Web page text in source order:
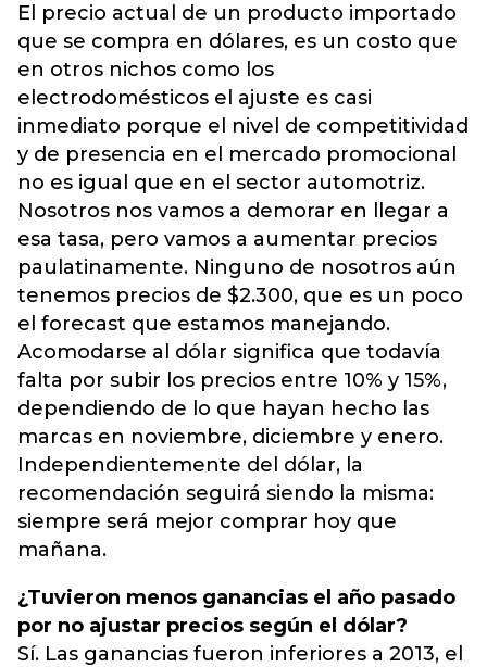
El precio actual de un producto importado
que se compra en dólares, es un costo que
en otros nichos como los
electrodomésticos el ajuste es casi
inmediato porque el nivel de competitividad
y de presencia en el mercado promocional
no es igual que en el sector automotriz.
Nosotros nos vamos a demorar en llegar a
esa tasa, pero vamos a aumentar precios
paulatinamente. Ninguno de nosotros aún
tenemos precios de $2.300, que es un poco
el forecast que estamos manejando.
Acomodarse al dólar significa que todavía
falta por subir los precios entre 10% y 15%,
dependiendo de lo que hayan hecho las
marcas en noviembre, diciembre y enero.
Independientemente del dólar, la
recomendación seguirá siendo la misma:
siempre será mejor comprar hoy que
mañana.
¿Tuvieron menos ganancias el año pasado
por no ajustar precios según el dólar?
Sí. Las ganancias fueron inferiores a 2013, el